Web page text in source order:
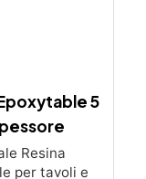
5
Resina
per tavoli e